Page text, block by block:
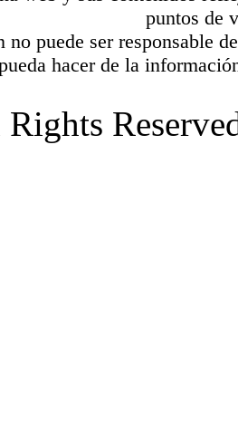
puntos de
puede ser responsable
hacer de la